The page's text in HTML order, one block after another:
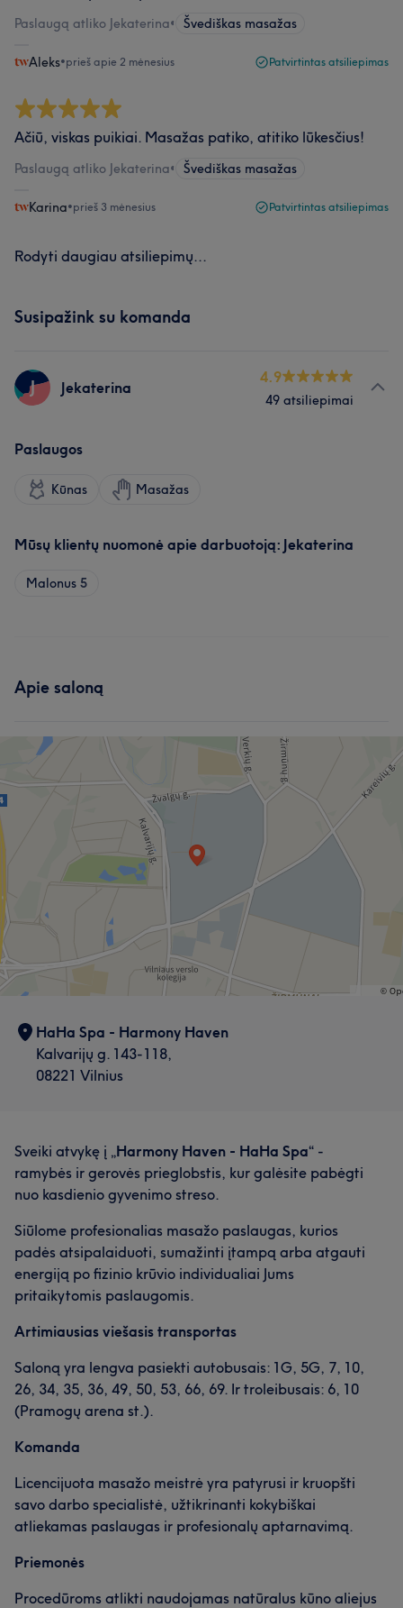
Paslaugą atliko Jekaterina• Švediškas masažas
Aleks•prieš apie 2 mėnesius Patvirtintas atsiliepimas
Ačiū, viskas puikiai. Masažas patiko, atitiko lūkesčius!
Paslaugą atliko Jekaterina• Švediškas masažas
Karina•prieš 3 mėnesius Patvirtintas atsiliepimas
Rodyti daugiau atsiliepimų...
Susipažink su komanda
J Jekaterina
4.9
49 atsiliepimai
Paslaugos
Kūnas Masažas
Mūsų klientų nuomonė apie darbuotoją: Jekaterina
Malonus 5
Apie saloną
HaHa Spa - Harmony Haven
Kalvarijų g. 143-118,
08221 Vilnius
Sveiki atvykę į „Harmony Haven - HaHa Spa“ -
ramybės ir gerovės prieglobstis, kur galėsite pabėgti
nuo kasdienio gyvenimo streso.
Siūlome profesionalias masažo paslaugas, kurios
padės atsipalaiduoti, sumažinti įtampą arba atgauti
energiją po fizinio krūvio individualiai Jums
pritaikytomis paslaugomis.
Artimiausias viešasis transportas
Saloną yra lengva pasiekti autobusais: 1G, 5G, 7, 10,
26, 34, 35, 36, 49, 50, 53, 66, 69. Ir troleibusais: 6, 10
(Pramogų arena st.).
Komanda
Licencijuota masažo meistrė yra patyrusi ir kruopšti
savo darbo specialistė, užtikrinanti kokybiškai
atliekamas paslaugas ir profesionalų aptarnavimą.
Priemonės
Procedūroms atlikti naudojamas natūralus kūno aliejus